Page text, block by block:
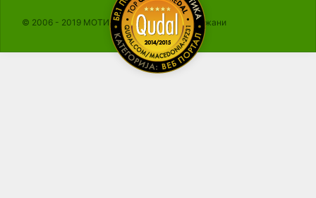
© 2006 - 2019 МОТИКА, Сите права се задржани